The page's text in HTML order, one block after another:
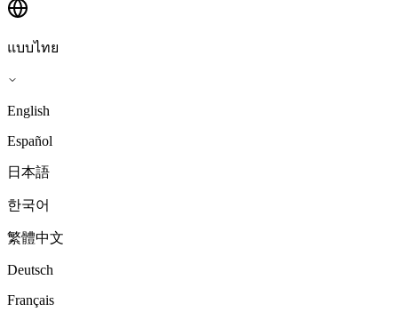
แบบไทย
English
Español
日本語
한국어
繁體中文
Deutsch
Français